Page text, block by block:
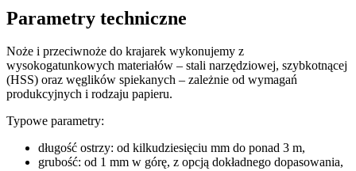
Parametry techniczne
Noże i przeciwnoże do krajarek wykonujemy z
wysokogatunkowych materiałów – stali narzędziowej, szybkotnącej
(HSS) oraz węglików spiekanych – zależnie od wymagań
produkcyjnych i rodzaju papieru.
Typowe parametry:
długość ostrzy: od kilkudziesięciu mm do ponad 3 m,
grubość: od 1 mm w górę, z opcją dokładnego dopasowania,